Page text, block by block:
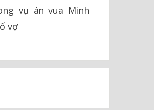
vụ án vua Minh
vợ